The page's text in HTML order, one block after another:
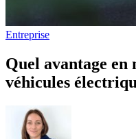
Entreprise
Quel avantage en
véhicules